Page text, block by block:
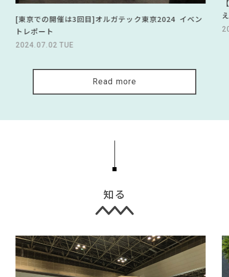
[東京での開催は3回目]オルガテック東京2024 イベン
トレポート
2024.07.02 TUE
Read more
知る